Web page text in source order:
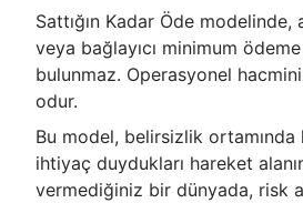
Sattığın Kadar Öde modelinde,
veya bağlayıcı minimum
bulunmaz. Operasyonel
odur.
Bu model, belirsizlik
ihtiyaç duydukları hareket
vermediğiniz bir dünyada, risk